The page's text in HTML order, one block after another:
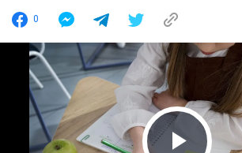
0